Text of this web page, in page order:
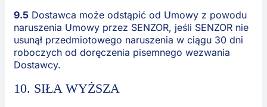
9.5Dostawca może odstąpić od Umowy z powodu
naruszenia Umowy przez SENZOR, jeśli SENZOR nie
usunął przedmiotowego naruszenia w ciągu 30 dni
roboczych od doręczenia pisemnego wezwania
Dostawcy.
10. SIŁA WYŻSZA